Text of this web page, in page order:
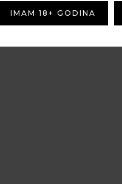
IMAM 18+ GODINA